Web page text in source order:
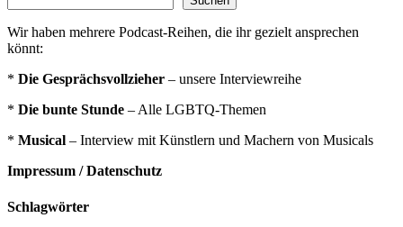
Wir haben mehrere Podcast-Reihen, die ihr gezielt ansprechen
könnt:
* Die Gesprächsvollzieher – unsere Interviewreihe
* Die bunte Stunde – Alle LGBTQ-Themen
* Musical – Interview mit Künstlern und Machern von Musicals
Impressum / Datenschutz
Schlagwörter